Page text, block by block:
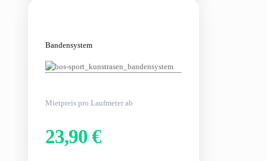
Bandensystem
Mietpreis pro Laufmeter ab
23,90 €